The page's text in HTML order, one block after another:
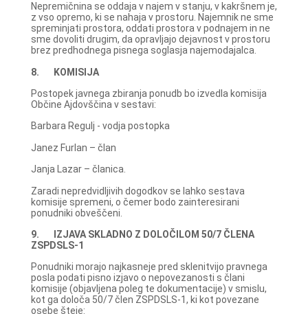
Nepremičnina se oddaja v najem v stanju, v kakršnem je,
z vso opremo, ki se nahaja v prostoru. Najemnik ne sme
spreminjati prostora, oddati prostora v podnajem in ne
sme dovoliti drugim, da opravljajo dejavnost v prostoru
brez predhodnega pisnega soglasja najemodajalca.
8. KOMISIJA
Postopek javnega zbiranja ponudb bo izvedla komisija
Občine Ajdovščina v sestavi:
Barbara Regulj - vodja postopka
Janez Furlan – član
Janja Lazar – članica.
Zaradi nepredvidljivih dogodkov se lahko sestava
komisije spremeni, o čemer bodo zainteresirani
ponudniki obveščeni.
9. IZJAVA SKLADNO Z DOLOČILOM 50/7 ČLENA
ZSPDSLS-1
Ponudniki morajo najkasneje pred sklenitvijo pravnega
posla podati pisno izjavo o nepovezanosti s člani
komisije (objavljena poleg te dokumentacije) v smislu,
kot ga določa 50/7 člen ZSPDSLS-1, ki kot povezane
osebe šteje: